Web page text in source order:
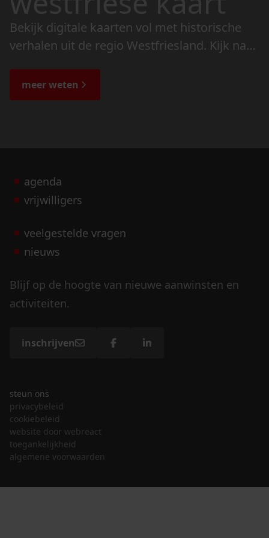
Bekijk digitale kaarten vol met historische
verhalen uit de regio Westfriesland. Kijk naar
de bijzondere verhalen.
meer weten
agenda
vrijwilligers
veelgestelde vragen
nieuws
Blijf op de hoogte van nieuwe aanwinsten en
activiteiten.
inschrijven
steun ons
privacybeleid
cookiebeleid
website door webreact
toegankelijkheid
algemene voorwaarden